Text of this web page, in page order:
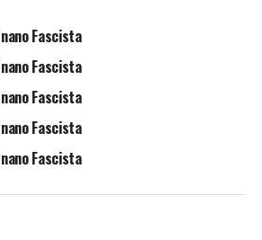
Fascista
Fascista
Fascista
Fascista
Fascista